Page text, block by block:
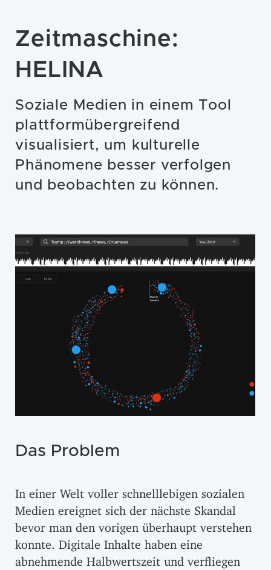
Zeitmaschine:
HELINA
Soziale Medien in einem Tool
plattformübergreifend
visualisiert, um kulturelle
Phänomene besser verfolgen
und beobachten zu können.
Das Problem
In einer Welt voller schnelllebigen sozialen
Medien ereignet sich der nächste Skandal
bevor man den vorigen überhaupt verstehen
konnte. Digitale Inhalte haben eine
abnehmende Halbwertszeit und verfliegen